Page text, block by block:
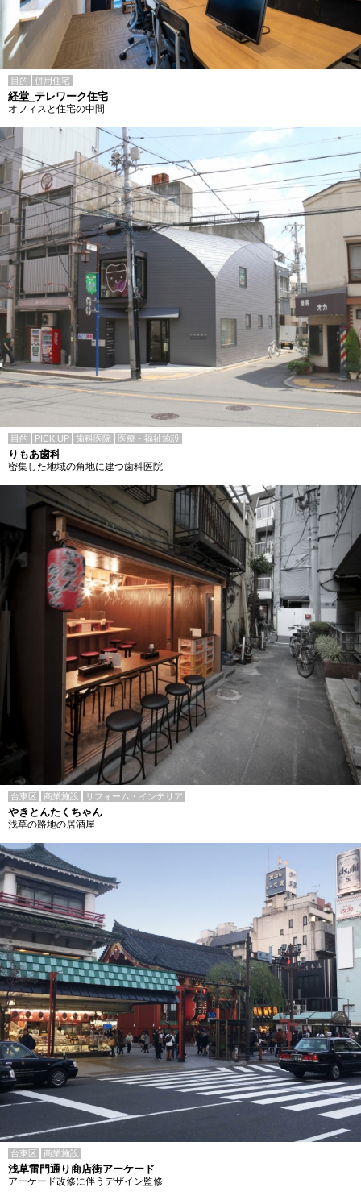
目的 併用住宅
経堂_テレワーク住宅
オフィスと住宅の中間
目的 PICK UP 歯科医院 医療・福祉施設
りもあ歯科
密集した地域の角地に建つ歯科医院
台東区 商業施設 リフォーム・インテリア
やきとんたくちゃん
浅草の路地の居酒屋
台東区 商業施設
浅草雷門通り商店街アーケード
アーケード改修に伴うデザイン監修